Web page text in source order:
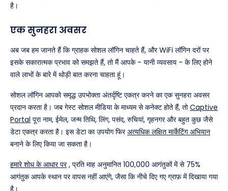
है।
एक सुनहरा अवसर
अब जब हम जानते हैं कि ग्राहक सोशल लॉगिन चाहते हैं, और WiFi लॉगिन दरों पर
इसके सकारात्मक प्रभाव को समझते हैं, तो मैं आपके - यानी व्यवसाय - के लिए होने
वाले लाभों के बारे में थोड़ी बात करना चाहता हूं।
सोशल लॉगिन आपको समृद्ध उपभोक्ता अंतर्दृष्टि एकत्र करने का एक सुनहरा अवसर
प्रदान करता है। जब गेस्ट सोशल मीडिया के माध्यम से कनेक्ट होते हैं, तोCaptive
Portal पूरा नाम, ईमेल, जन्म तिथि, लिंग, पसंद, रुचियां, गृहनगर और बहुत कुछ जैसे
डेटा एकत्र करता है। इस डेटा का उपयोग फिरअत्यधिक लक्षित मार्केटिंग अभियान
बनाने के लिए किया जा सकता है।
हमारे शोध के आधार पर, प्रति माह अनुमानित 100,000 आगंतुकों में से 75%
आगंतुक आपके स्थान पर वापस नहीं आएंगे, जैसा कि नीचे दिए गए ग्राफ़ में दिखाया गया